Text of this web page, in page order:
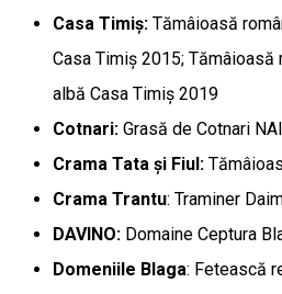
Casa Timiș: Tămâioasă
Casa Timiș 2015;
albă Casa Timiș 2019
Cotnari: Grasă de Cotnari
Crama Tata și Fiul:
Crama Trantu: Traminer
DAVINO: Domaine Ceptura
Domeniile Blaga: Fetească